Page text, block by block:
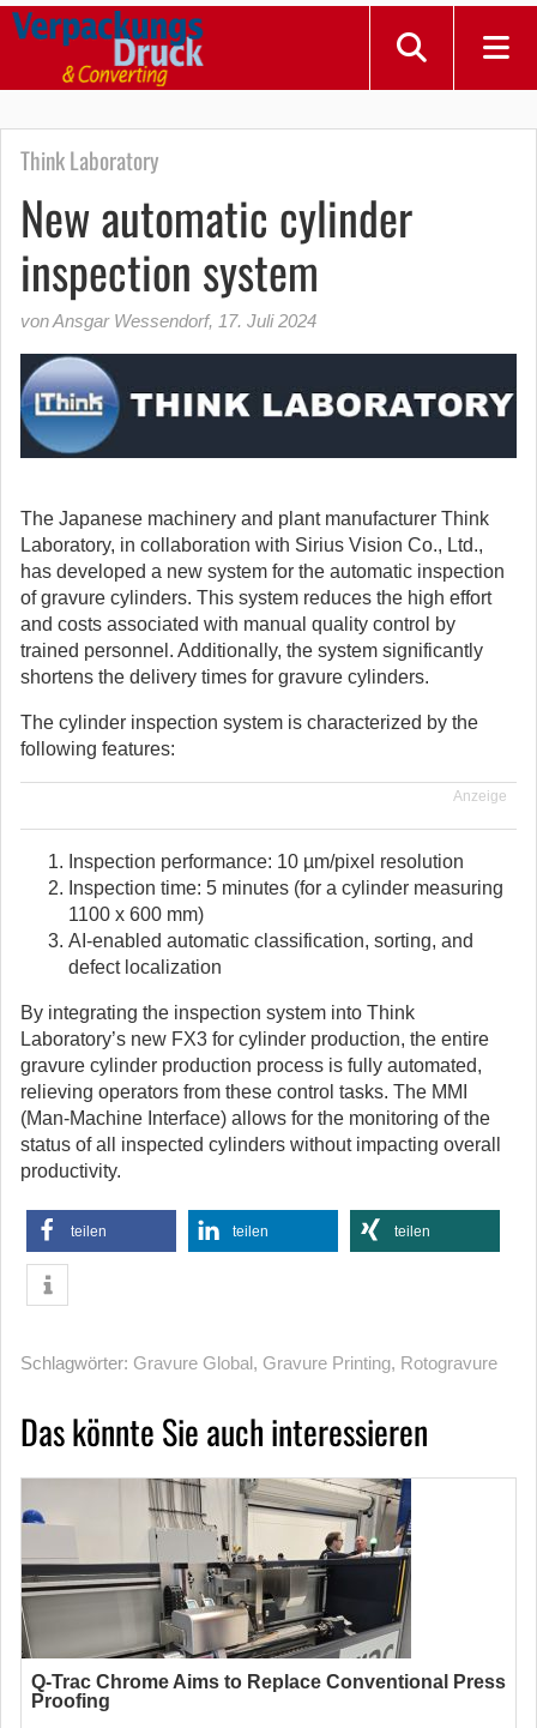
Think Laboratory
New automatic cylinder
inspection system
von Ansgar Wessendorf, 17. Juli 2024
The Japanese machinery and plant manufacturer Think
Laboratory, in collaboration with Sirius Vision Co., Ltd.,
has developed a new system for the automatic inspection
of gravure cylinders. This system reduces the high effort
and costs associated with manual quality control by
trained personnel. Additionally, the system significantly
shortens the delivery times for gravure cylinders.
The cylinder inspection system is characterized by the
following features:
Anzeige
Inspection performance: 10 µm/pixel resolution
Inspection time: 5 minutes (for a cylinder measuring
1100 x 600 mm)
AI-enabled automatic classification, sorting, and
defect localization
By integrating the inspection system into Think
Laboratory’s new FX3 for cylinder production, the entire
gravure cylinder production process is fully automated,
relieving operators from these control tasks. The MMI
(Man-Machine Interface) allows for the monitoring of the
status of all inspected cylinders without impacting overall
productivity.
teilen teilen teilen
Schlagwörter: Gravure Global, Gravure Printing, Rotogravure
Das könnte Sie auch interessieren
Q-Trac Chrome Aims to Replace Conventional Press
Proofing